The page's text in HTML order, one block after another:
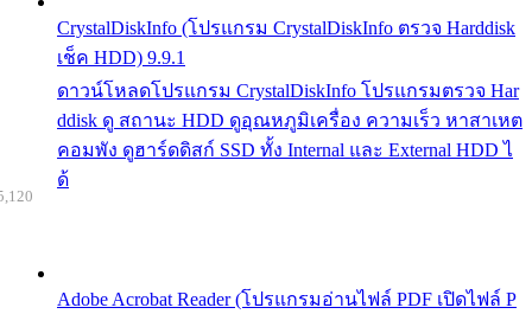
CrystalDiskInfo (โปรแกรม CrystalDiskInfo ตรวจ Harddisk
เช็ค HDD) 9.9.1
ดาวน์โหลดโปรแกรม CrystalDiskInfo โปรแกรมตรวจ Har
ddisk ดู สถานะ HDD ดูอุณหภูมิเครื่อง ความเร็ว หาสาเหต
คอมพัง ดูฮาร์ดดิสก์ SSD ทั้ง Internal และ External HDD ไ
ด้
Adobe Acrobat Reader (โปรแกรมอ่านไฟล์ PDF เปิดไฟล์ P